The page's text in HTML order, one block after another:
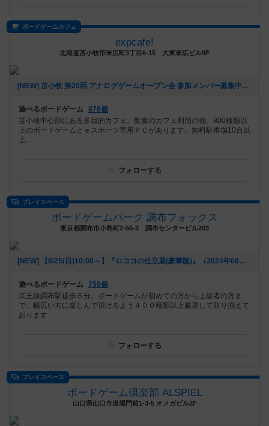
ボードゲームカフェ
expcafe!
北海道苫小牧市末広町3丁目6-15 大東末広ビル9F
[NEW] 苫小牧 第20回 アナログゲームオープン会 参加メンバー募集中！（2024年09月05日 23時49分）
遊べるボードゲーム 878個
苫小牧中心部にある多目的カフェ。飲食のカフェ利用の他、800種類以
上のボードゲームとｅスポーツ専用ＰＣがあります。無料駐車場10台以
上...
フォローする
プレイスペース
ボードゲームパーク 調布フォックス
東京都調布市小島町2-56-3 調布センタービル203
[NEW] 【8/25(日)10:00～】『ロココの仕立屋(豪華版)』（2024年08月24日 17時44分）
遊べるボードゲーム 759個
京王線調布駅徒歩５分。ボードゲームが初めての方から上級者の方ま
で、幅広い方に楽しんで頂けるよう４００種類以上厳選して取り揃えて
おります...
フォローする
プレイスペース
ボードゲーム倶楽部 ALSPIEL
山口県山口市道場門前1-3-5 オメガビル2F